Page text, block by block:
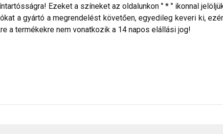
Ezeket a színeket az oldalunkon " * " ikonnal
a gyártó a megrendelést követően, egyedileg keveri ki,
a termékekre nem vonatkozik a 14 napos elállási jog!